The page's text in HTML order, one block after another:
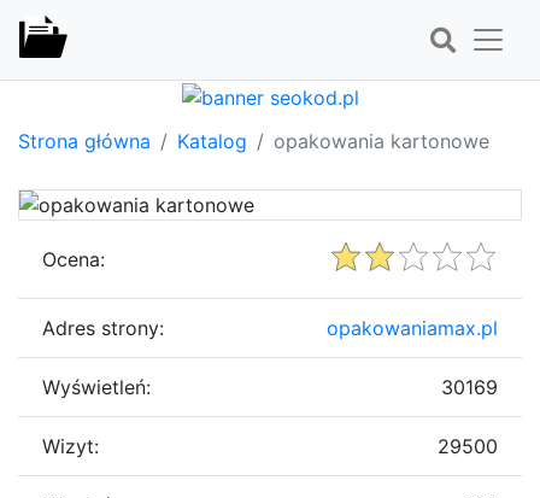
Strona główna Katalog opakowania kartonowe
Ocena:
Adres strony: opakowaniamax.pl
Wyświetleń: 30169
Wizyt: 29500